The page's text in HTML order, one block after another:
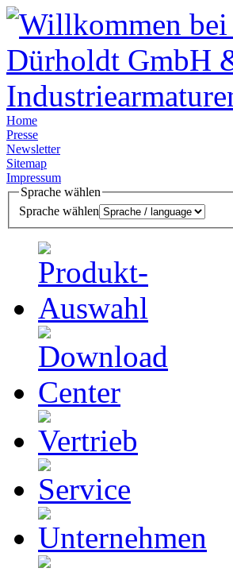
Home
Presse
Newsletter
Sitemap
Impressum
Sprache wählen
Sprache wählen